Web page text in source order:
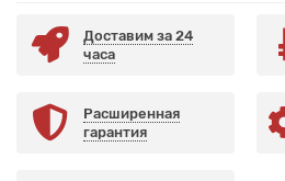
Доставим за 24
часа
Расширенная
гарантия